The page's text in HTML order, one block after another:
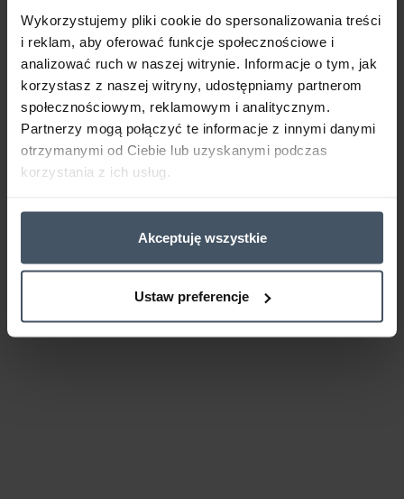
Wykorzystujemy pliki cookie do spersonalizowania treści
i reklam, aby oferować funkcje społecznościowe i
analizować ruch w naszej witrynie. Informacje o tym, jak
korzystasz z naszej witryny, udostępniamy partnerom
społecznościowym, reklamowym i analitycznym.
Partnerzy mogą połączyć te informacje z innymi danymi
otrzymanymi od Ciebie lub uzyskanymi podczas
korzystania z ich usług.
Akceptuję wszystkie
Ustaw preferencje